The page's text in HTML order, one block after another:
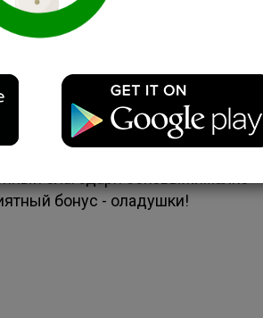
бонус - оладушки!